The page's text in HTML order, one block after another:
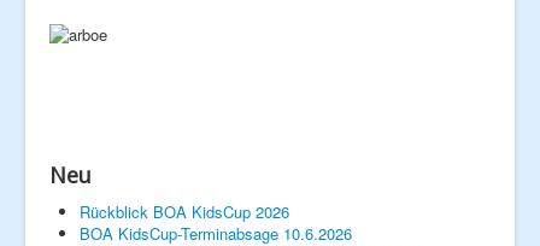
Home
Rennberichte
Neu
Rückblick BOA KidsCup 2026
BOA KidsCup-Terminabsage 10.6.2026